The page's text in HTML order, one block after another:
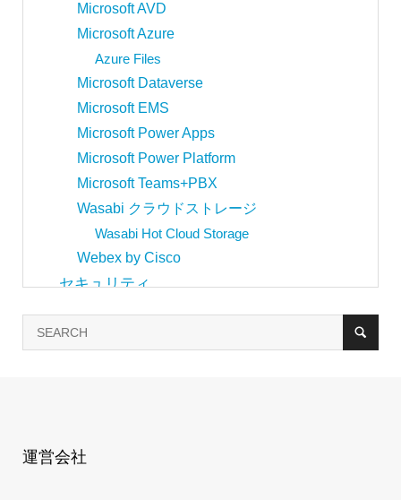
Microsoft AVD
Microsoft Azure
Azure Files
Microsoft Dataverse
Microsoft EMS
Microsoft Power Apps
Microsoft Power Platform
Microsoft Teams+PBX
Wasabi クラウドストレージ
Wasabi Hot Cloud Storage
Webex by Cisco
セキュリティ
Cisco Secure Endpoint
運営会社